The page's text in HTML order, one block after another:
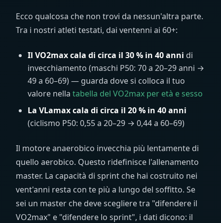
Ecco qualcosa che non trovi da nessun'altra parte.
Tra i nostri atleti testati, dai ventenni ai 60+:
Il VO2max cala di circa il 30 % in 40 anni di
invecchiamento (maschi P50: 70 a 20–29 anni →
49 a 60–69) — guarda dove si colloca il tuo
valore nella tabella del VO2max per età e sesso
La VLamax cala di circa il 20 % in 40 anni
(ciclismo P50: 0,55 a 20–29 → 0,44 a 60–69)
Il motore anaerobico invecchia più lentamente di
quello aerobico. Questo ridefinisce l'allenamento
master. La capacità di sprint che hai costruito nei
vent'anni resta con te più a lungo del soffitto. Se
sei un master che deve scegliere tra "difendere il
VO2max" e "difendere lo sprint", i dati dicono: il